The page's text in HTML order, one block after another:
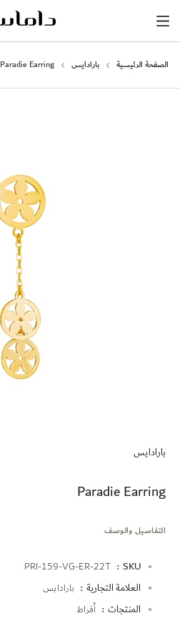
الصفحة الرئيسية بارادايس Paradie Earring
بداية
الصور
بارادايس
Paradie Earring
التفاصيل والوصف
المزيد
المعلومات
SKU
PRI-159-VG-ER-22T
العلامة التجارية
بارادايس
المنتجات
أقراط